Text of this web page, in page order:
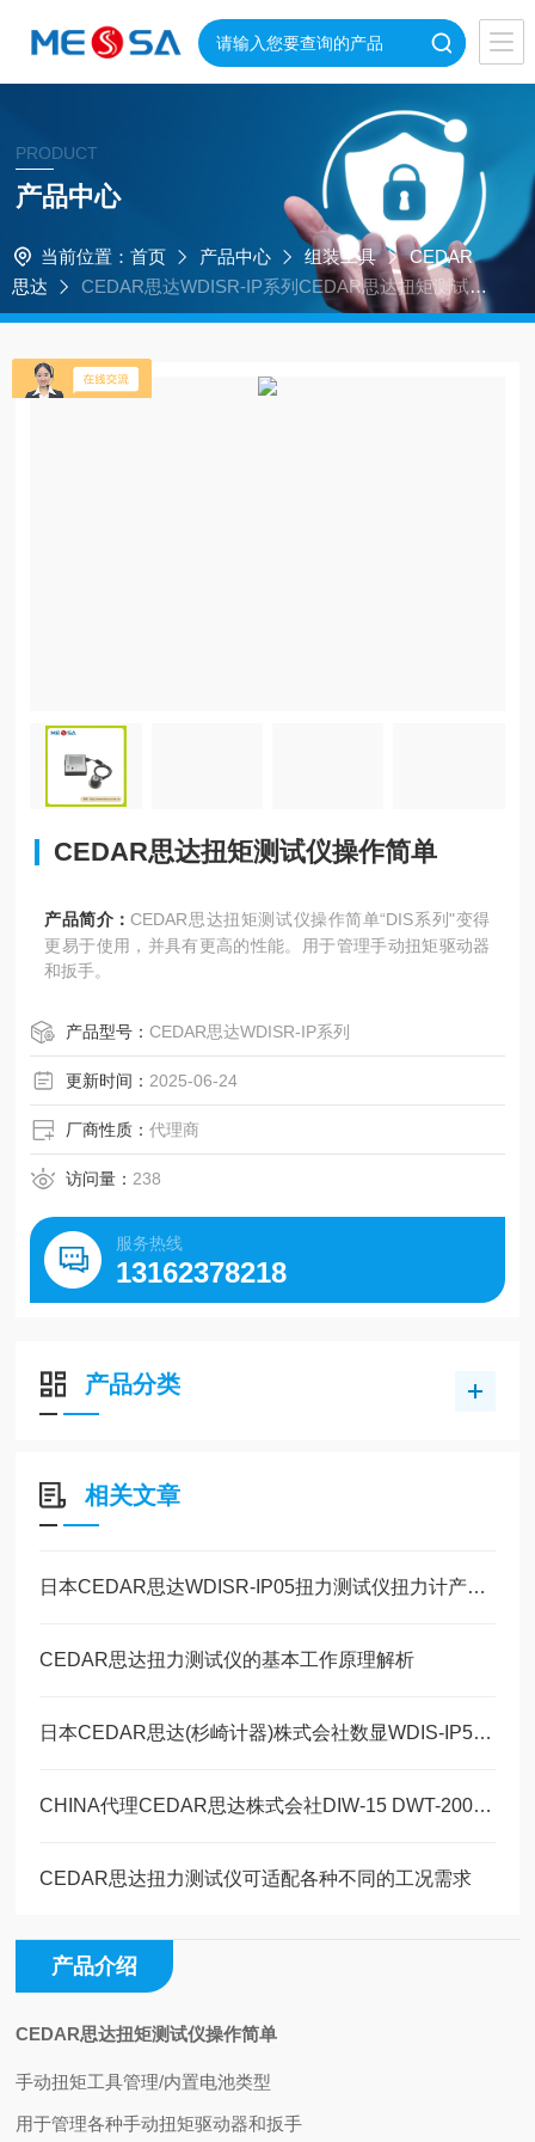
PRODUCT
产品中心
当前位置： 首页 产品中心 组装工具
CEDAR
思达
CEDAR思达WDISR-IP系列CEDAR思达扭矩测试仪
操作简单
CEDAR思达扭矩测试仪操作简单
产品简介：CEDAR思达扭矩测试仪操作简单“DIS系列"变得
更易于使用，并具有更高的性能。用于管理手动扭矩驱动器
和扳手。
产品型号：CEDAR思达WDISR-IP系列
更新时间： 2025-06-24
厂商性质：代理商
访问量： 238
服务热线
13162378218
产品分类
相关文章
日本CEDAR思达WDISR-IP05扭力测试仪扭力计产品介绍
CEDAR思达扭力测试仪的基本工作原理解析
日本CEDAR思达(杉崎计器)株式会社数显WDIS-IP50/WDIS-IP200扭力计简介
CHINA代理CEDAR思达株式会社DIW-15 DWT-200扭矩扳手测试仪新品发布
CEDAR思达扭力测试仪可适配各种不同的工况需求
产品介绍
CEDAR思达扭矩测试仪操作简单
手动扭矩工具管理/内置电池类型
用于管理各种手动扭矩驱动器和扳手